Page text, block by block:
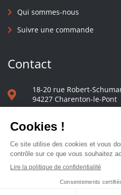
Qui sommes-nous
Suivre une commande
Contact
18-20 rue Robert-
94227 Charenton-le-Pont